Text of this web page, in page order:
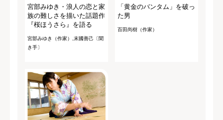
宮部みゆき・浪人の恋と家
族の難しさを描いた話題作
『桜ほうさら』を語る
宮部みゆき（作家）,末國善己〔聞
き手〕
「黄金のバンタム」を破っ
た男
百田尚樹（作家）